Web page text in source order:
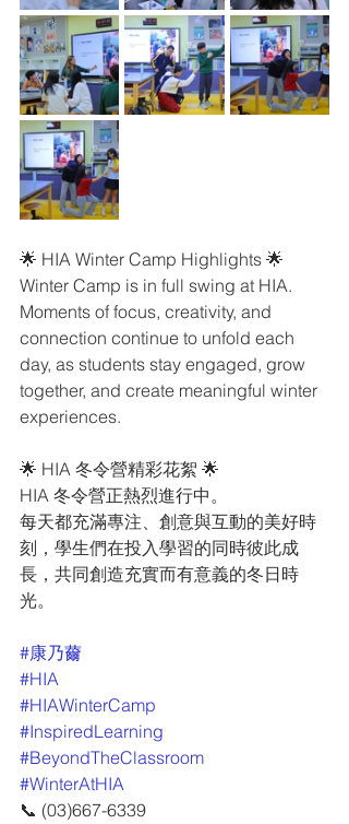
🌟 HIA Winter Camp Highlights 🌟
Winter Camp is in full swing at HIA.
Moments of focus, creativity, and
connection continue to unfold each
day, as students stay engaged, grow
together, and create meaningful winter
experiences.
🌟 HIA 冬令營精彩花絮 🌟
HIA 冬令營正熱烈進行中。
每天都充滿專注、創意與互動的美好時
刻，學生們在投入學習的同時彼此成
長，共同創造充實而有意義的冬日時
光。
#康乃薾
#HIA
#HIAWinterCamp
#InspiredLearning
#BeyondTheClassroom
#WinterAtHIA
📞 (03)667-6339